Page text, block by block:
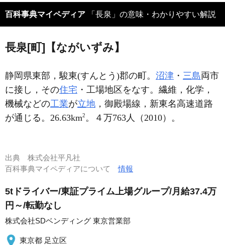
百科事典マイペディア 「長泉」の意味・わかりやすい解説
長泉[町]【ながいずみ】
静岡県東部，駿東(すんとう)郡の町。 沼津 ・ 三島両市
に接し，その住宅 ・工場地区をなす。繊維，化学，
機械などの工業が立地 ，御殿場線，新東名高速道路
が通じる。26.63km2。４万763人（2010）。
出典 株式会社平凡社
百科事典マイペディアについて情報
5tドライバー/東証プライム上場グループ/月給37.4万
円～/転勤なし
株式会社SDベンディング 東京営業部
東京都 足立区